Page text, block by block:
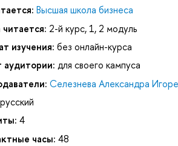
Высшая школа бизнеса
2-й курс, 1, 2 модуль
изучения: без онлайн-курса
аудитории: для своего кампуса
Селезнева Александра
русский
4
часы: 48